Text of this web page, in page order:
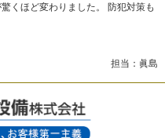
くほど変わりました。 防犯対策も
担当：眞島